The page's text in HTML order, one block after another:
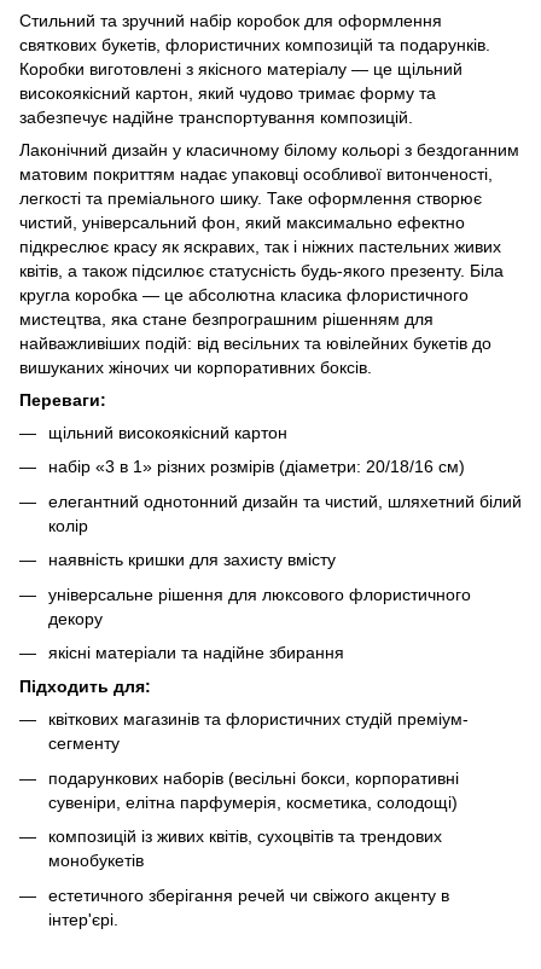
Стильний та зручний набір коробок для оформлення
святкових букетів, флористичних композицій та подарунків.
Коробки виготовлені з якісного матеріалу — це щільний
високоякісний картон, який чудово тримає форму та
забезпечує надійне транспортування композицій.
Лаконічний дизайн у класичному білому кольорі з бездоганним
матовим покриттям надає упаковці особливої витонченості,
легкості та преміального шику. Таке оформлення створює
чистий, універсальний фон, який максимально ефектно
підкреслює красу як яскравих, так і ніжних пастельних живих
квітів, а також підсилює статусність будь-якого презенту. Біла
кругла коробка — це абсолютна класика флористичного
мистецтва, яка стане безпрограшним рішенням для
найважливіших подій: від весільних та ювілейних букетів до
вишуканих жіночих чи корпоративних боксів.
Переваги:
щільний високоякісний картон
набір «3 в 1» різних розмірів (діаметри: 20/18/16 см)
елегантний однотонний дизайн та чистий, шляхетний білий
колір
наявність кришки для захисту вмісту
універсальне рішення для люксового флористичного
декору
якісні матеріали та надійне збирання
Підходить для:
квіткових магазинів та флористичних студій преміум-
сегменту
подарункових наборів (весільні бокси, корпоративні
сувеніри, елітна парфумерія, косметика, солодощі)
композицій із живих квітів, сухоцвітів та трендових
монобукетів
естетичного зберігання речей чи свіжого акценту в
інтер'єрі.